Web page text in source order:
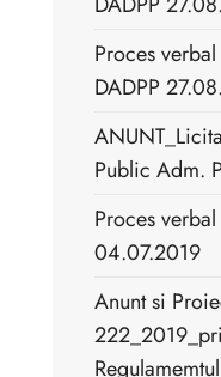
Proces
DADPP
Public Adm.
Proces
04.07.2019
Anunt si